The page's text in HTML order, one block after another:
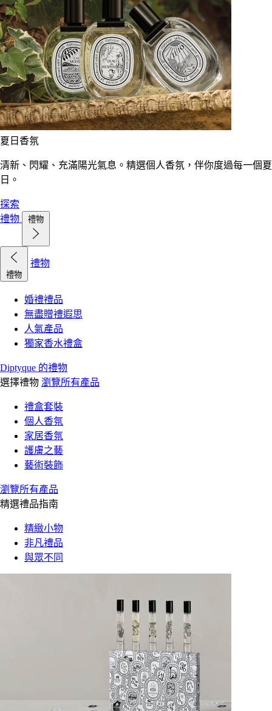
夏日香氛
清新、閃耀、充滿陽光氣息。精選個人香氛，伴你度過每一個夏
日。
探索
禮物
禮物
禮物
禮物
婚禮禮品
無盡贈禮遐思
人氣產品
獨家香水禮盒
Diptyque 的禮物
選擇禮物 瀏覽所有產品
禮盒套裝
個人香氛
家居香氛
護膚之藝
藝術裝飾
瀏覽所有產品
精選禮品指南
精緻小物
非凡禮品
與眾不同